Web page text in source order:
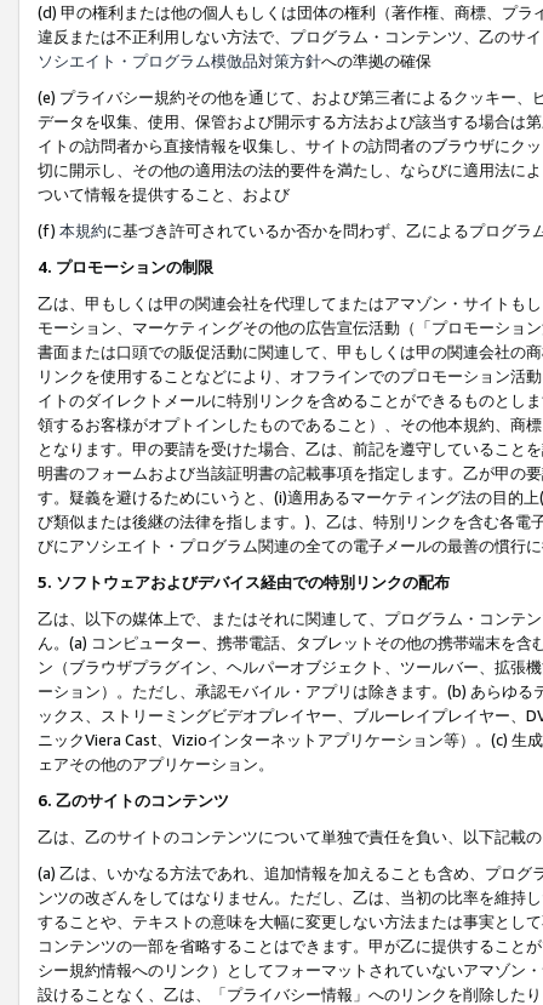
(d) 甲の権利または他の個人もしくは団体の権利（著作権、商標、プ
違反または不正利用しない方法で、プログラム・コンテンツ、乙のサ
ソシエイト・プログラム模倣品対策方針への準拠の確保
(e) プライバシー規約その他を通じて、および第三者によるクッキー
データを収集、使用、保管および開示する方法および該当する場合は
イトの訪問者から直接情報を収集し、サイトの訪問者のブラウザにク
切に開示し、その他の適用法の法的要件を満たし、ならびに適用法に
ついて情報を提供すること、および
(f) 本規約に基づき許可されているか否かを問わず、乙によるプログ
4. プロモーションの制限
乙は、甲もしくは甲の関連会社を代理してまたはアマゾン・サイトも
モーション、マーケティングその他の広告宣伝活動（「プロモーショ
書面または口頭での販促活動に関連して、甲もしくは甲の関連会社の
リンクを使用することなどにより、オフラインでのプロモーション活
イトのダイレクトメールに特別リンクを含めることができるものとし
領するお客様がオプトインしたものであること）、その他本規約、商
となります。甲の要請を受けた場合、乙は、前記を遵守していること
明書のフォームおよび当該証明書の記載事項を指定します。乙が甲の
す。疑義を避けるためにいうと、(i)適用あるマーケティング法の目的
び類似または後継の法律を指します。)、乙は、特別リンクを含む各
びにアソシエイト・プログラム関連の全ての電子メールの最善の慣行
5. ソフトウェアおよびデバイス経由での特別リンクの配布
乙は、以下の媒体上で、またはそれに関連して、プログラム・コンテ
ん。(a) コンピューター、携帯電話、タブレットその他の携帯端末を
ン（ブラウザプラグイン、ヘルパーオブジェクト、ツールバー、拡張
ーション）。ただし、承認モバイル・アプリは除きます。(b) あらゆ
ックス、ストリーミングビデオプレイヤー、ブルーレイプレイヤー、
ニックViera Cast、Vizioインターネットアプリケーション等）。(c)
ェアその他のアプリケーション。
6. 乙のサイトのコンテンツ
乙は、乙のサイトのコンテンツについて単独で責任を負い、以下記載
(a) 乙は、いかなる方法であれ、追加情報を加えることも含め、プロ
ンツの改ざんをしてはなりません。ただし、乙は、当初の比率を維持
することや、テキストの意味を大幅に変更しない方法または事実とし
コンテンツの一部を省略することはできます。甲が乙に提供すること
シー規約情報へのリンク）としてフォーマットされていないアマゾン
設けることなく、乙は、「プライバシー情報」へのリンクを削除した